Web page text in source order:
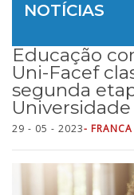
NOTÍCIAS
Educação
Uni-Facef
segunda
Universidade
29 - 05 - 2023- FRANCA